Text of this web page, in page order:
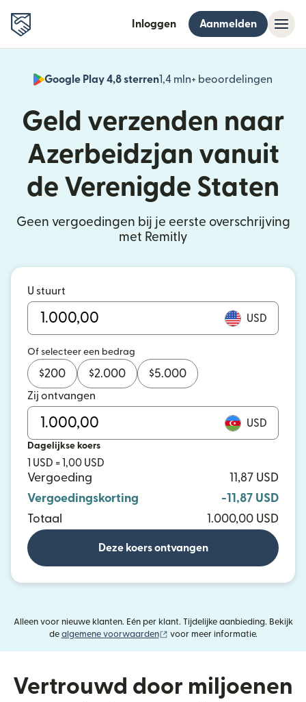
Inloggen Aanmelden
Google Play 4,8 sterren1,4 mln+ beoordelingen
Geld verzenden naar
Azerbeidzjan vanuit
de Verenigde Staten
Geen vergoedingen bij je eerste overschrijving
met Remitly
U stuurt
USD
Of selecteer een bedrag
$200 $2.000 $5.000
Zij ontvangen
USD
Dagelijkse koers
1 USD = 1,00 USD
Vergoeding
11,87 USD
Vergoedingskorting
-11,87 USD
Totaal
1.000,00 USD
Deze koers ontvangen
Alleen voor nieuwe klanten. Eén per klant. Tijdelijke aanbieding. Bekijk
de algemene voorwaarden (wordt geopend in een nieuw
voor meer informatie.
Vertrouwd door miljoenen